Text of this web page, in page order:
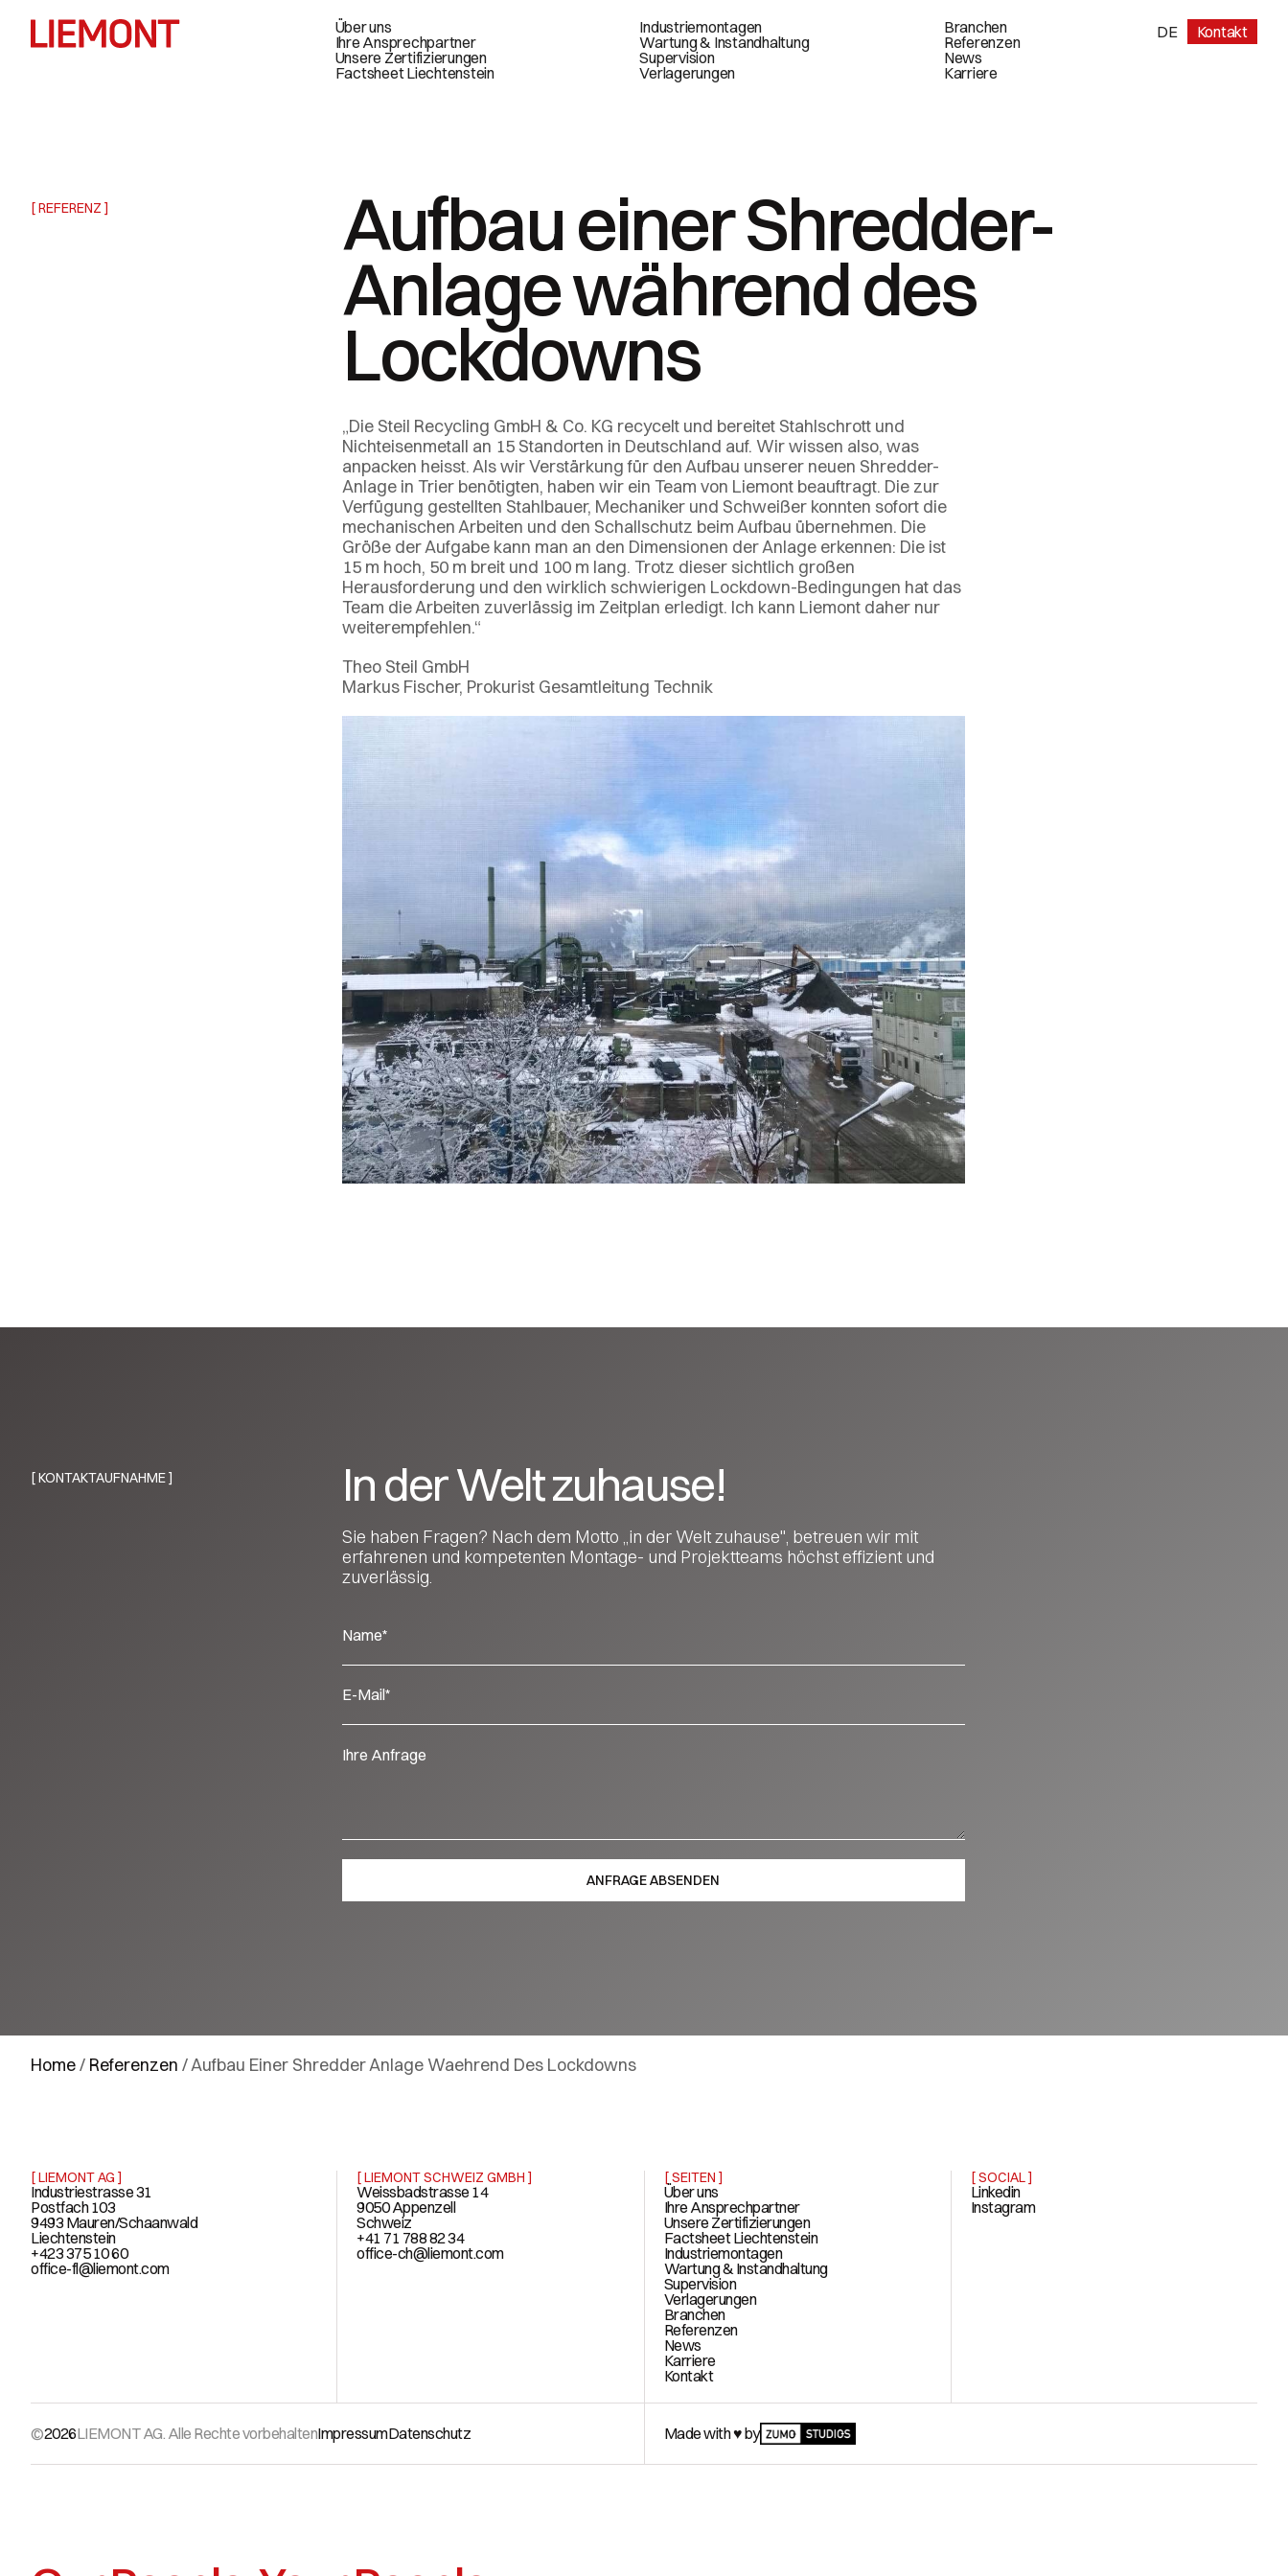
Über uns
Ihre Ansprechpartner
Unsere Zertifizierungen
Factsheet Liechtenstein
Industriemontagen
Wartung & Instandhaltung
Supervision
Verlagerungen
Branchen
Referenzen
News
Karriere
DE Kontakt
[ REFERENZ ] Aufbau einer Shredder-
Anlage während des
Lockdowns
„Die Steil Recycling GmbH & Co. KG recycelt und bereitet Stahlschrott und
Nichteisenmetall an 15 Standorten in Deutschland auf. Wir wissen also, was
anpacken heisst. Als wir Verstärkung für den Aufbau unserer neuen Shredder-
Anlage in Trier benötigten, haben wir ein Team von Liemont beauftragt. Die zur
Verfügung gestellten Stahlbauer, Mechaniker und Schweißer konnten sofort die
mechanischen Arbeiten und den Schallschutz beim Aufbau übernehmen. Die
Größe der Aufgabe kann man an den Dimensionen der Anlage erkennen: Die ist
15 m hoch, 50 m breit und 100 m lang. Trotz dieser sichtlich großen
Herausforderung und den wirklich schwierigen Lockdown-Bedingungen hat das
Team die Arbeiten zuverlässig im Zeitplan erledigt. Ich kann Liemont daher nur
weiterempfehlen.“
Theo Steil GmbH
Markus Fischer, Prokurist Gesamtleitung Technik
[ KONTAKTAUFNAHME ] In der Welt zuhause!
Sie haben Fragen? Nach dem Motto „in der Welt zuhause", betreuen wir mit
erfahrenen und kompetenten Montage- und Projektteams höchst effizient und
zuverlässig.
Home/ Referenzen /Aufbau Einer Shredder Anlage Waehrend Des Lockdowns
[ LIEMONT AG ]
Industriestrasse 31
Postfach 103
9493 Mauren/Schaanwald
Liechtenstein
+423 375 10 60
office-fl@liemont.com
[ LIEMONT SCHWEIZ GMBH ]
Weissbadstrasse 14
9050 Appenzell
Schweiz
+41 71 788 82 34
office-ch@liemont.com
[ SEITEN ]
Über uns
Ihre Ansprechpartner
Unsere Zertifizierungen
Factsheet Liechtenstein
Industriemontagen
Wartung & Instandhaltung
Supervision
Verlagerungen
Branchen
Referenzen
News
Karriere
Kontakt
[ SOCIAL ]
Linkedin
Instagram
©2026LIEMONT AG. Alle Rechte vorbehaltenImpressumDatenschutz Made with ♥ by